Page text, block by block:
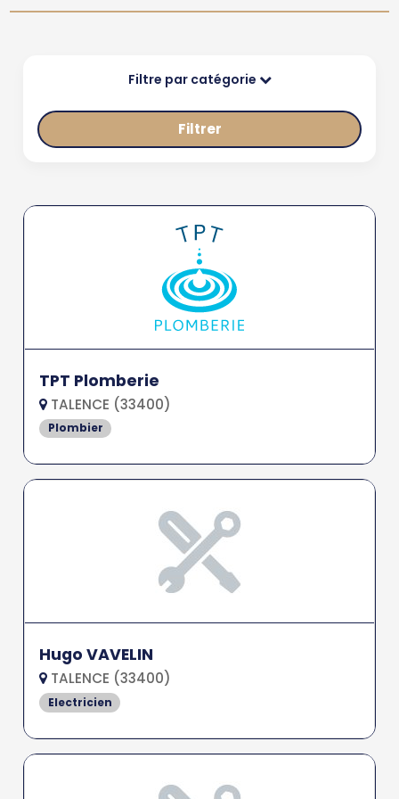
Filtre par catégorie
Filtrer
TPT Plomberie
TALENCE (33400)
Plombier
Hugo VAVELIN
TALENCE (33400)
Electricien